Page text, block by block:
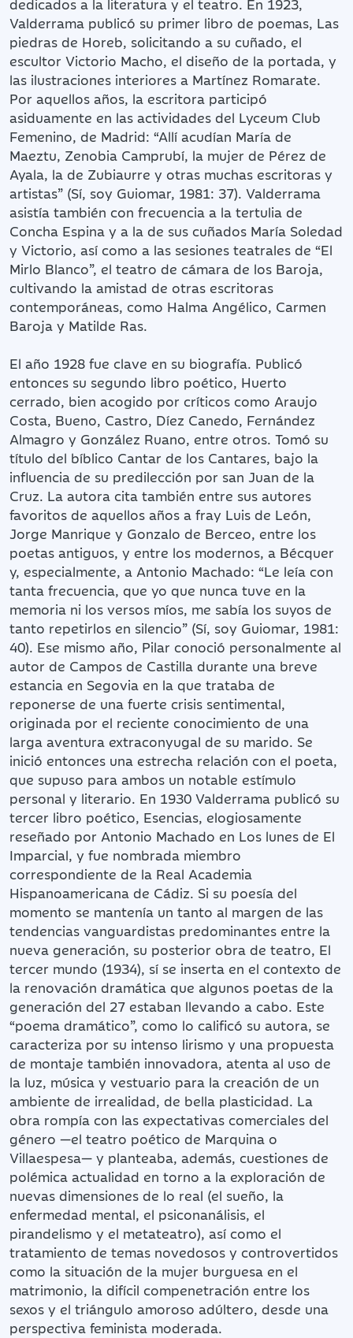
dedicados a la literatura y el teatro. En 1923,
Valderrama publicó su primer libro de poemas, Las
piedras de Horeb, solicitando a su cuñado, el
escultor Victorio Macho, el diseño de la portada, y
las ilustraciones interiores a Martínez Romarate.
Por aquellos años, la escritora participó
asiduamente en las actividades del Lyceum Club
Femenino, de Madrid: “Allí acudían María de
Maeztu, Zenobia Camprubí, la mujer de Pérez de
Ayala, la de Zubiaurre y otras muchas escritoras y
artistas” (Sí, soy Guiomar, 1981: 37). Valderrama
asistía también con frecuencia a la tertulia de
Concha Espina y a la de sus cuñados María Soledad
y Victorio, así como a las sesiones teatrales de “El
Mirlo Blanco”, el teatro de cámara de los Baroja,
cultivando la amistad de otras escritoras
contemporáneas, como Halma Angélico, Carmen
Baroja y Matilde Ras.
El año 1928 fue clave en su biografía. Publicó
entonces su segundo libro poético, Huerto
cerrado, bien acogido por críticos como Araujo
Costa, Bueno, Castro, Díez Canedo, Fernández
Almagro y González Ruano, entre otros. Tomó su
título del bíblico Cantar de los Cantares, bajo la
influencia de su predilección por san Juan de la
Cruz. La autora cita también entre sus autores
favoritos de aquellos años a fray Luis de León,
Jorge Manrique y Gonzalo de Berceo, entre los
poetas antiguos, y entre los modernos, a Bécquer
y, especialmente, a Antonio Machado: “Le leía con
tanta frecuencia, que yo que nunca tuve en la
memoria ni los versos míos, me sabía los suyos de
tanto repetirlos en silencio” (Sí, soy Guiomar, 1981:
40). Ese mismo año, Pilar conoció personalmente al
autor de Campos de Castilla durante una breve
estancia en Segovia en la que trataba de
reponerse de una fuerte crisis sentimental,
originada por el reciente conocimiento de una
larga aventura extraconyugal de su marido. Se
inició entonces una estrecha relación con el poeta,
que supuso para ambos un notable estímulo
personal y literario. En 1930 Valderrama publicó su
tercer libro poético, Esencias, elogiosamente
reseñado por Antonio Machado en Los lunes de El
Imparcial, y fue nombrada miembro
correspondiente de la Real Academia
Hispanoamericana de Cádiz. Si su poesía del
momento se mantenía un tanto al margen de las
tendencias vanguardistas predominantes entre la
nueva generación, su posterior obra de teatro, El
tercer mundo (1934), sí se inserta en el contexto de
la renovación dramática que algunos poetas de la
generación del 27 estaban llevando a cabo. Este
“poema dramático”, como lo calificó su autora, se
caracteriza por su intenso lirismo y una propuesta
de montaje también innovadora, atenta al uso de
la luz, música y vestuario para la creación de un
ambiente de irrealidad, de bella plasticidad. La
obra rompía con las expectativas comerciales del
género —el teatro poético de Marquina o
Villaespesa— y planteaba, además, cuestiones de
polémica actualidad en torno a la exploración de
nuevas dimensiones de lo real (el sueño, la
enfermedad mental, el psiconanálisis, el
pirandelismo y el metateatro), así como el
tratamiento de temas novedosos y controvertidos
como la situación de la mujer burguesa en el
matrimonio, la difícil compenetración entre los
sexos y el triángulo amoroso adúltero, desde una
perspectiva feminista moderada.